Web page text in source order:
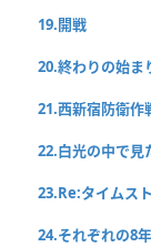
19.開戦
20.終わりの始ま
21.西新宿防衛作
22.白光の中で見
23.Re:タイムス
24.それぞれの8年